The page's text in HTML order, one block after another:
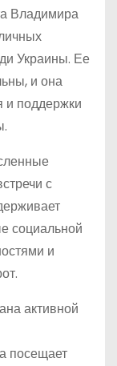
Владимира
Украины. Ее
и она
и поддержки
с
социальной
и
активной
посещает